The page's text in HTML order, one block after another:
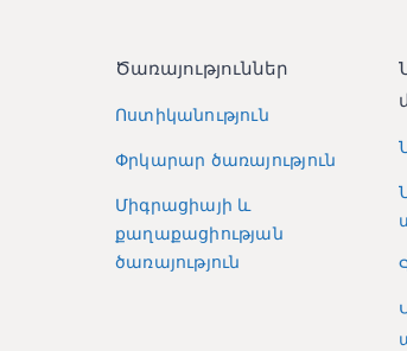
Ծառայություններ
Ոստիկանություն
Փրկարար ծառայություն
Միգրացիայի և
քաղաքացիության
ծառայություն